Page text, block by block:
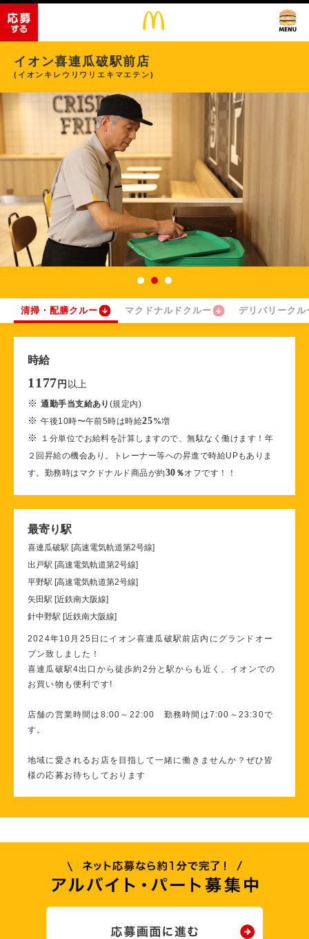
イオン喜連瓜破駅前店
(イオンキレウリワリエキマエテン)
清掃・配膳クルー マクドナルドクルー デリバリークル
時給
1177 円 以上
※通勤手当支給あり (規定内)
※午後10時〜午前5時は時給25%増
※
１分単位でお給料を計算しますので、無駄なく働けます！年
２回昇給の機会あり。トレーナー等への昇進で時給UPもありま
す。勤務時はマクドナルド商品が約30 ％オフです！！
最寄り駅
喜連瓜破駅 [高速電気軌道第2号線]
出戸駅 [高速電気軌道第2号線]
平野駅 [高速電気軌道第2号線]
矢田駅 [近鉄南大阪線]
針中野駅 [近鉄南大阪線]
2024年10月25日にイオン喜連瓜破駅前店内にグランドオー
プン致しました！
喜連瓜破駅4出口から徒歩約2分と駅からも近く、イオンでの
お買い物も便利です!
店舗の営業時間は8:00～22:00 勤務時間は7:00～23:30で
す。
地域に愛されるお店を目指して一緒に働きませんか？ぜひ皆
様の応募お待ちしております